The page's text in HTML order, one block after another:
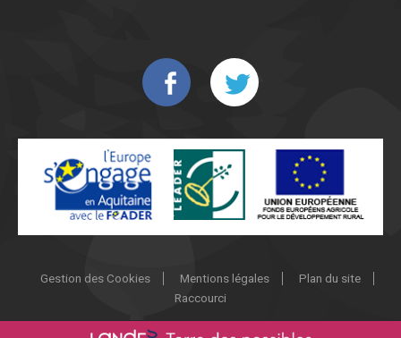
Gestion des Cookies Mentions légales
Plan du site
Raccourci